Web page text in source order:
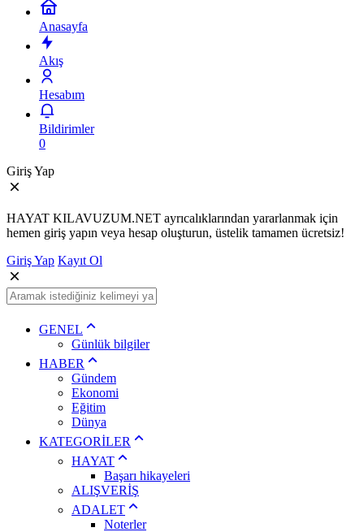
Anasayfa
Akış
Hesabım
Bildirimler
0
Giriş Yap
HAYAT KILAVUZUM.NET ayrıcalıklarından yararlanmak için
hemen giriş yapın veya hesap oluşturun, üstelik tamamen ücretsiz!
Giriş Yap Kayıt Ol
GENEL
Günlük bilgiler
HABER
Gündem
Ekonomi
Eğitim
Dünya
KATEGORİLER
HAYAT
Başarı hikayeleri
ALIŞVERİŞ
ADALET
Noterler